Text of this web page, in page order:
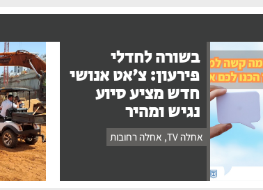
בשורה לחדלי
פירעון: צ'אט אנושי
חדש מציע סיוע
נגיש ומהיר
אחלה TV , אחלה רחובות